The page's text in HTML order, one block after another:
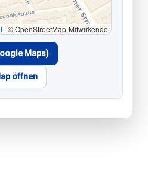
| © OpenStreetMap-Mitwirkende
Maps)
öffnen